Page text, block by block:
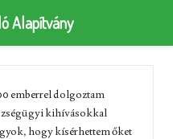
emberrel dolgoztam
kihívásokkal
hogy kísérhettem őket
Alapítvány